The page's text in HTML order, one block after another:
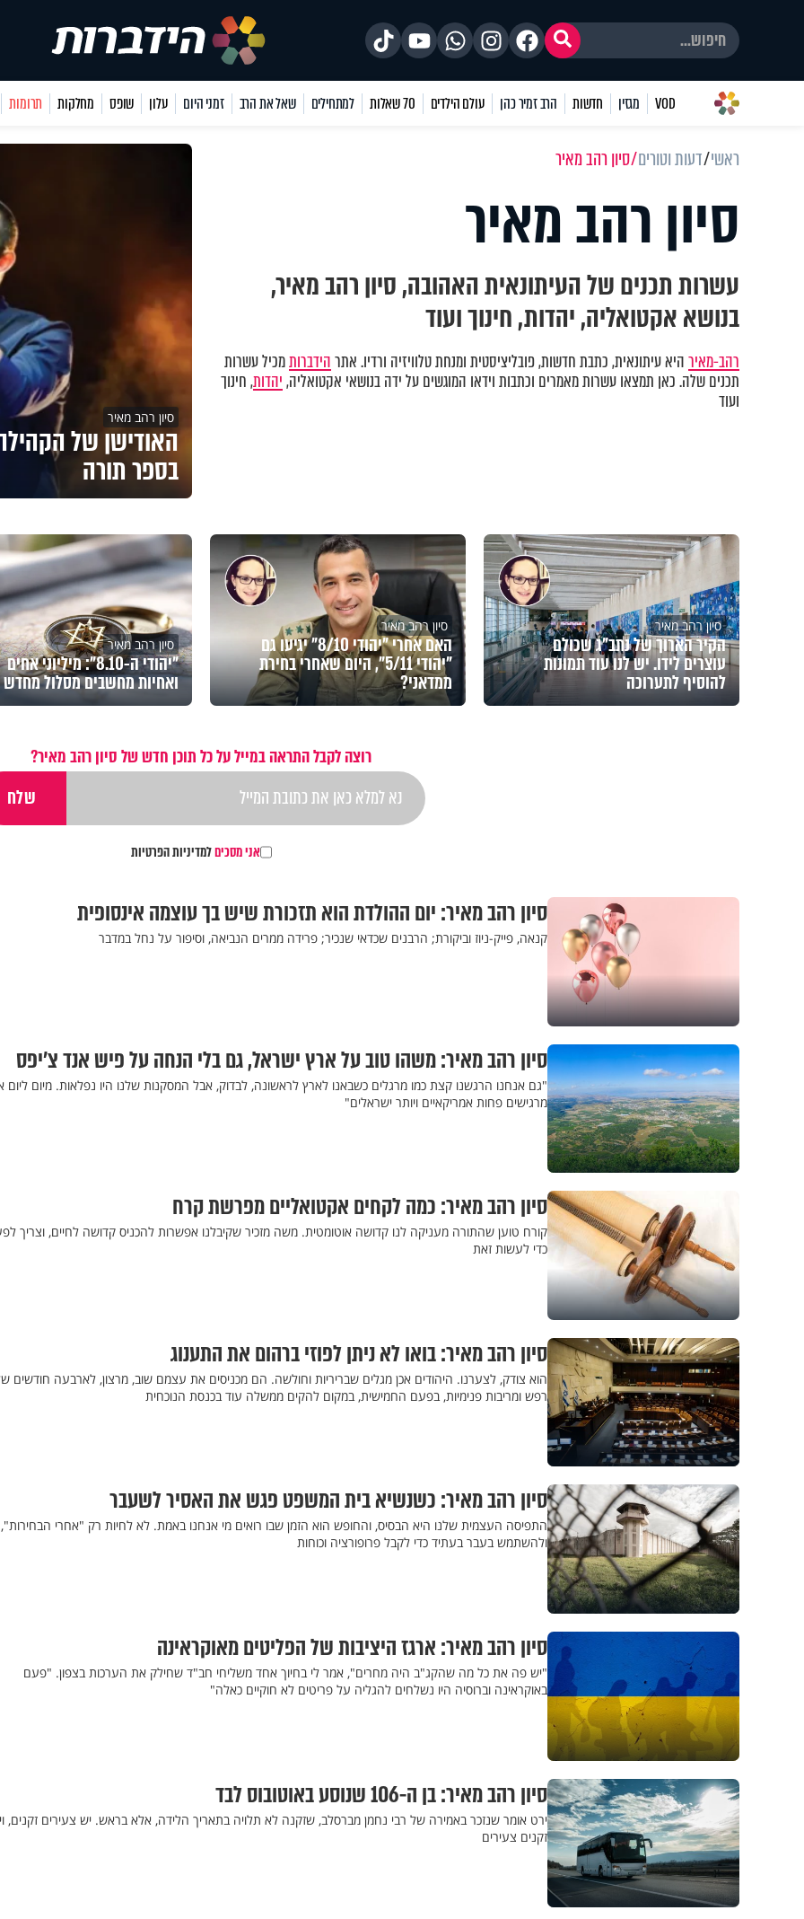
VOD מגזין חדשות הרב זמיר כהן עולם הילדים 70 שאלות למתחילים שאל את הרב זמני היום עלון שופס מחלקות תרומות
ראשי דעות וטורים סיון רהב מאיר
סיון רהב מאיר
עשרות תכנים של העיתונאית האהובה, סיון רהב מאיר,
בנושא אקטואליה, יהדות, חינוך ועוד
רהב-מאירהיא עיתונאית, כתבת חדשות, פובליציסטית ומנחת טלוויזיה ורדיו. אתרהידברותמכיל עשרות
תכנים שלה. כאן תמצאו עשרות מאמרים וכתבות וידאו המוגשים על ידה בנושאי אקטואליה,יהדות, חינוך
ועוד
סיון רהב מאיר
האודישן של
בספר תורה
סיון רהב מאיר
הקיר הארוך של נתב"ג שכולם
עוצרים לידו. יש לנו עוד תמונות
להוסיף לתערוכה
סיון רהב מאיר
האם אחרי "יהודי 8/10" יגיעו גם
"יהודי 5/11", היום שאחרי בחירת
ממדאני?
סיון רהב מאיר
"יהודי ה-8.10": מיליוני אחים
ואחיות מחשבים מסלול מחדש
רוצה לקבל התראה במייל על כל תוכן חדש של סיון רהב מאיר?
אני מסכיםלמדיניות הפרטיות
סיון רהב מאיר: יום ההולדת הוא תזכורת שיש בך עוצמה אינסופית
קנאה, פייק-ניוז וביקורת; הרבנים שכדאי שנכיר; פרידה ממרים הנביאה, וסיפור על נחל במדבר
סיון רהב מאיר: משהו טוב על ארץ ישראל, גם בלי הנחה על פיש אנד צ'יפס
"גם אנחנו הרגשנו קצת כמו מרגלים כשבאנו לארץ לראשונה, לבדוק, אבל המסקנות שלנו היו נפלאות. מיום ליום
מרגישים פחות אמריקאיים ויותר ישראלים"
סיון רהב מאיר: כמה לקחים אקטואליים מפרשת קרח
קורח טוען שהתורה מעניקה לנו קדושה אוטומטית. משה מזכיר שקיבלנו אפשרות להכניס קדושה לחיים, וצריך
כדי לעשות זאת
סיון רהב מאיר: בואו לא ניתן לפוזי ברהום את התענוג
הוא צודק, לצערנו. היהודים אכן מגלים שבריריות וחולשה. הם מכניסים את עצמם שוב, מרצון, לארבעה חודשים
רפש ומריבות פנימיות, בפעם החמישית, במקום להקים ממשלה עוד בכנסת הנוכחית
סיון רהב מאיר: כשנשיא בית המשפט פגש את האסיר לשעבר
התפיסה העצמית שלנו היא הבסיס, והחופש הוא הזמן שבו רואים מי אנחנו באמת. לא לחיות רק "אחרי הבחירות",
ולהשתמש בעבר בעתיד כדי לקבל פרופורציה וכוחות
סיון רהב מאיר: ארגז היציבות של הפליטים מאוקראינה
"יש פה את כל מה שהקג"ב היה מחרים", אמר לי בחיוך אחד משליחי חב"ד שחילק את הערכות בצפון. "פעם
באוקראינה וברוסיה היו נשלחים להגליה על פריטים לא חוקיים כאלה"
סיון רהב מאיר: בן ה-106 שנוסע באוטובוס לבד
ירט אומר שנזכר באמירה של רבי נחמן מברסלב, שזקנה לא תלויה בתאריך הלידה, אלא בראש. יש צעירים זקנים,
זקנים צעירים